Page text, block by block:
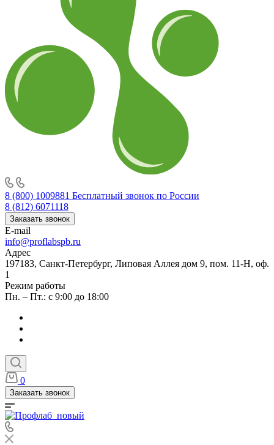
8 (800) 1009881 Бесплатный звонок по России
8 (812) 6071118
Заказать звонок
E-mail
info@proflabspb.ru
Адрес
197183, Санкт-Петербург, Липовая Аллея дом 9, пом. 11-Н, оф.
1
Режим работы
Пн. – Пт.: с 9:00 до 18:00
0
Заказать звонок